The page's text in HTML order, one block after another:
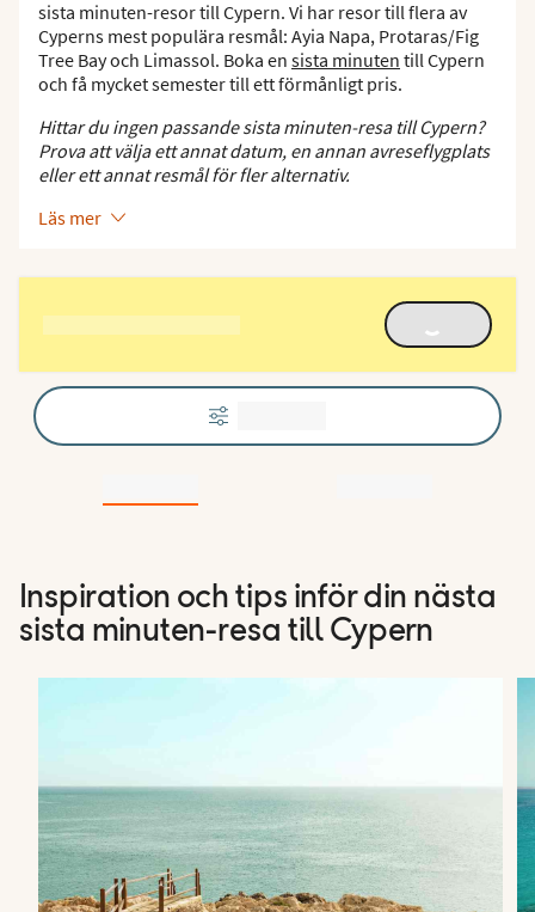
sista minuten-resor till Cypern. Vi har resor till flera av
Cyperns mest populära resmål: Ayia Napa, Protaras/Fig
Tree Bay och Limassol. Boka en sista minuten till Cypern
och få mycket semester till ett förmånligt pris.
Hittar du ingen passande sista minuten-resa till Cypern?
Prova att välja ett annat datum, en annan avreseflygplats
eller ett annat resmål för fler alternativ.
Läs mer
Inspiration och tips inför din nästa
sista minuten-resa till Cypern